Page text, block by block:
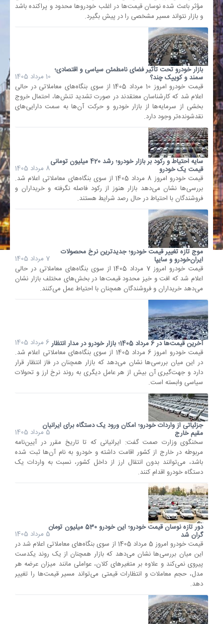
مؤثر باعث شده نوسان قیمت‌ها در اغلب خودروها محدود و پراکنده باشد
و بازار نتواند مسیر مشخصی را در پیش بگیرد.
بازار خودرو تحت تأثیر فضای نامطمئن سیاسی و اقتصادی؛
سمند و کوییک چند؟
10 مرداد 1405
قیمت خودرو امروز 10 مرداد 1405 از سوی بنگاه‌های معاملاتی در حالی
اعلام شد که کارشناسان معتقدند در صورت تشدید تنش‌ها، احتمال خروج
بخشی از سرمایه‌ها از بازار خودرو و حرکت آن‌ها به سمت دارایی‌های
نقدشونده‌تر وجود دارد.
سایه احتیاط و رکود بر بازار خودرو؛ رشد 420 میلیون تومانی
قیمت یک خودرو
8 مرداد 1405
قیمت خودرو امروز 8 مرداد 1405 از سوی بنگاه‌های معاملاتی اعلام شد.
بررسی‌ها نشان می‌دهد بازار هنوز از رکود فاصله نگرفته و خریداران و
فروشندگان با احتیاط در حال رصد شرایط هستند.
موج تازه تغییر قیمت خودرو؛ جدیدترین نرخ محصولات
ایران‌خودرو و سایپا
7 مرداد 1405
قیمت خودرو امروز 7 مرداد 1405 از سوی بنگاه‌های معاملاتی در حالی
اعلام شد که افت و خیز محدود قیمت‌ها در بخش‌های مختلف بازار نشان
می‌دهد خریداران و فروشندگان همچنان با احتیاط عمل می‌کنند.
آخرین قیمت‌ها در 6 مرداد 1405؛ بازار خودرو در مدار انتظار
6 مرداد 1405
قیمت خودرو امروز 6 مرداد 1405 از سوی بنگاه‌های معاملاتی اعلام شد.
در این میان بررسی‌ها نشان می‌دهد که بازار همچنان در فاز انتظار قرار
دارد و جهت‌گیری آن بیش از هر عامل دیگری به روند نرخ ارز و تحولات
سیاسی وابسته است.
جزئیاتی از واردات خودرو؛ امکان ورود یک دستگاه برای ایرانیان
مقیم خارج
5 مرداد 1405
سخنگوی وزارت صمت گفت: ایرانیانی که تا تاریخ مقرر در آیین‌نامه
مربوطه در خارج از کشور اقامت داشته و خودرو به نام آن‌ها ثبت شده
باشد، می‌توانند بدون انتقال ارز از داخل کشور، نسبت به واردات یک
دستگاه خودرو اقدام کنند.
دور تازه نوسان قیمت خودرو؛ این خودرو 530 میلیون تومان
گران شد
5 مرداد 1405
قیمت خودرو امروز 5 مرداد 1405 از سوی بنگاه‌های معاملاتی اعلام شد در
این میان بررسی‌ها نشان می‌دهد که بازار همچنان از یک روند یکدست
پیروی نمی‌کند و علاوه بر متغیرهای کلان، عواملی مانند میزان عرضه هر
مدل، حجم معاملات و انتظارات قیمتی می‌تواند مسیر قیمت‌ها را تغییر
دهد.